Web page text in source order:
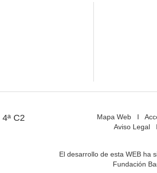
C2
Mapa WebI
Aviso Legal
El desarrollo de esta WEB ha
Fundación